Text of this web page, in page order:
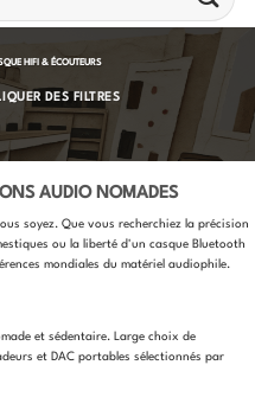
HIFI & ÉCOUTEURS
DES FILTRES
AUDIO NOMADES
soyez. Que vous recherchiez la précision
ou la liberté d'un casque Bluetooth
mondiales du matériel audiophile.
et sédentaire. Large choix de
et DAC portables sélectionnés par